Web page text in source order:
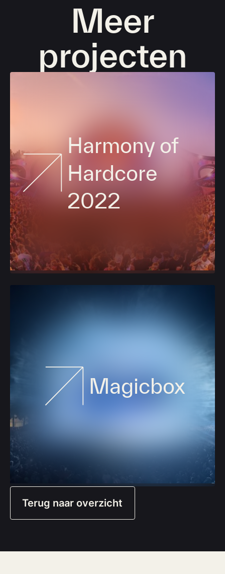
Meer
projecten
Harmony of
Hardcore
2022
Magicbox
Terug naar overzicht